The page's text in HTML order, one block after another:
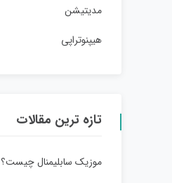
مدیتیشن
هیپنوتراپی
تازه ترین مقالات
موزیک سابلیمنال چیست؟